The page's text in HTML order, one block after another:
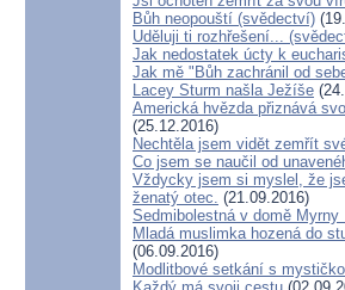
Bůh neopouští (svědectví)
Uděluji ti rozhřešení...
Jak nedostatek úcty k
Jak mě "Bůh zachránil od
Lacey Sturm našla Ježíše
Americká hvězda přiznává
(25.12.2016)
Nechtěla jsem vidět zemřít
Co jsem se naučil od
Vždycky jsem si myslel, že
ženatý otec. (21.09.2016)
Sedmibolestná v domě Myrny
Mladá muslimka hozená do
(06.09.2016)
Modlitbové setkání s